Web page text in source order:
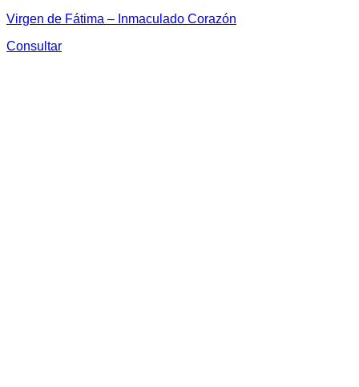
Virgen de Fátima – Inmaculado Corazón
Consultar